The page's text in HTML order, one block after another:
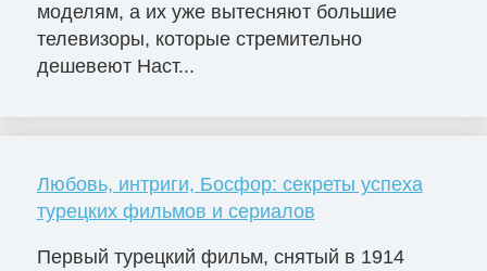
моделям, а их уже вытесняют большие
телевизоры, которые стремительно
дешевеют Наст...
Любовь, интриги, Босфор: секреты успеха
турецких фильмов и сериалов
Первый турецкий фильм, снятый в 1914